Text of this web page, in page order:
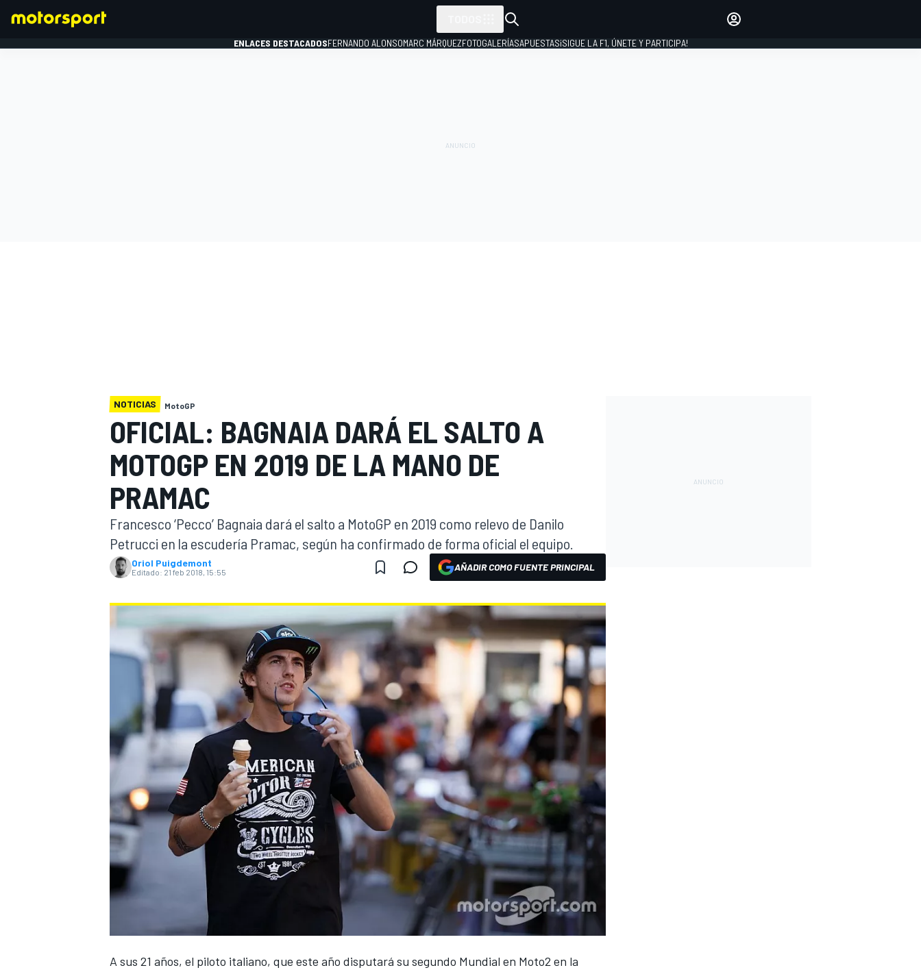
WEC FÓRMULA E
ENLACES DESTACADOSFERNANDO ALONSOMARC MÁRQUEZFOTOGALERÍASAPUESTAS¡SIGUE LA F1, ÚNETE Y PARTICIPA!
NOTICIAS MotoGP
OFICIAL: BAGNAIA DARÁ EL SALTO A
MOTOGP EN 2019 DE LA MANO DE
PRAMAC
Francesco ‘Pecco’ Bagnaia dará el salto a MotoGP en 2019 como relevo de Danilo
Petrucci en la escudería Pramac, según ha confirmado de forma oficial el equipo.
Oriol Puigdemont
Editado: 21 feb 2018, 15:55 AÑADIR COMO FUENTE PRINCIPAL
A sus 21 años, el piloto italiano, que este año disputará su segundo Mundial en Moto2 en la